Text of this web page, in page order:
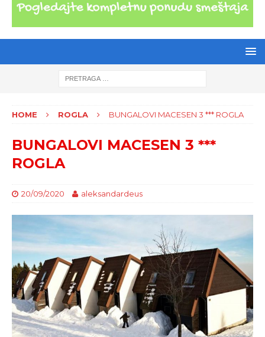
HOME ROGLA BUNGALOVI MACESEN 3 *** ROGLA
BUNGALOVI MACESEN 3 ***
ROGLA
20/09/2020 aleksandardeus